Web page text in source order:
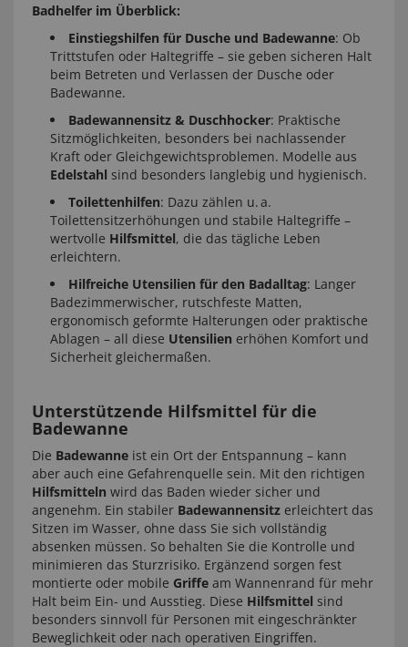
Badhelfer im Überblick:
Einstiegshilfen für Dusche und Badewanne: Ob
Trittstufen oder Haltegriffe – sie geben sicheren Halt
beim Betreten und Verlassen der Dusche oder
Badewanne.
Badewannensitz & Duschhocker: Praktische
Sitzmöglichkeiten, besonders bei nachlassender
Kraft oder Gleichgewichtsproblemen. Modelle aus
Edelstahl sind besonders langlebig und hygienisch.
Toilettenhilfen: Dazu zählen u. a.
Toilettensitzerhöhungen und stabile Haltegriffe –
wertvolle Hilfsmittel, die das tägliche Leben
erleichtern.
Hilfreiche Utensilien für den Badalltag: Langer
Badezimmerwischer, rutschfeste Matten,
ergonomisch geformte Halterungen oder praktische
Ablagen – all diese Utensilien erhöhen Komfort und
Sicherheit gleichermaßen.
Unterstützende Hilfsmittel für die
Badewanne
Die Badewanne ist ein Ort der Entspannung – kann
aber auch eine Gefahrenquelle sein. Mit den richtigen
Hilfsmitteln wird das Baden wieder sicher und
angenehm. Ein stabiler Badewannensitz erleichtert das
Sitzen im Wasser, ohne dass Sie sich vollständig
absenken müssen. So behalten Sie die Kontrolle und
minimieren das Sturzrisiko. Ergänzend sorgen fest
montierte oder mobile Griffe am Wannenrand für mehr
Halt beim Ein- und Ausstieg. Diese Hilfsmittel sind
besonders sinnvoll für Personen mit eingeschränkter
Beweglichkeit oder nach operativen Eingriffen.